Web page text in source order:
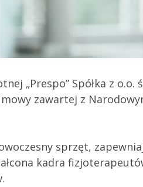
„Prespo” Spółka z o.o.
zawartej z
sprzęt,
kadra